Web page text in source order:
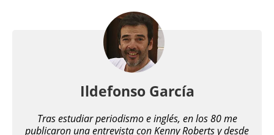
Ildefonso García
Tras estudiar periodismo e inglés, en los 80 me
publicaron una entrevista con Kenny Roberts y desde